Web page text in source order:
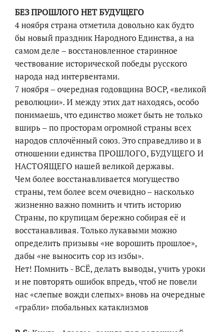
БЕЗ ПРОШЛОГО НЕТ БУДУЩЕГО
4 ноября страна отметила довольно как будто
бы новый праздник Народного Единства, а на
самом деле – восстановленное старинное
чествование исторической победы русского
народа над интервентами.
7 ноября – очередная годовщина ВОСР, «великой
революции». И между этих дат находясь, особо
понимаешь, что единство может быть не только
вширь – по просторам огромной страны всех
народов сплочённый союз. Это справедливо и в
отношении единства ПРОШЛОГО, БУДУЩЕГО И
НАСТОЯЩЕГО нашей великой державы.
Чем более восстанавливается могущество
страны, тем более всем очевидно – насколько
жизненно важно помнить и чтить историю
Страны, по крупицам бережно собирая её и
восстанавливая. Только лукавыми можно
определить призывы «не ворошить прошлое»,
дабы «не выносить сор из избы».
Нет! Помнить - ВСЁ, делать выводы, учить уроки
и не повторять ошибок впредь, чтоб не повели
нас «слепые вожди слепых» вновь на очередные
«грабли» глобальных катаклизмов